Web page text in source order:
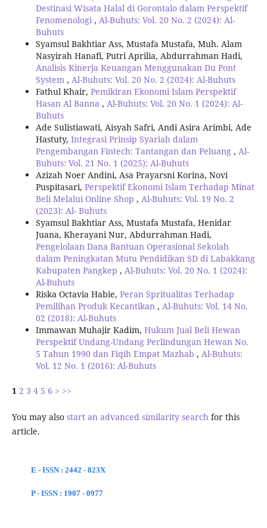
Destinasi Wisata Halal di Gorontalo dalam Perspektif
Fenomenologi, Al-Buhuts: Vol. 20 No. 2 (2024): Al-
Buhuts
Syamsul Bakhtiar Ass, Mustafa Mustafa, Muh. Alam
Nasyirah Hanafi, Putri Aprilia, Abdurrahman Hadi,
Analisis Kinerja Keuangan Menggunakan Du Pont
System , Al-Buhuts: Vol. 20 No. 2 (2024): Al-Buhuts
Fathul Khair, Pemikiran Ekonomi Islam Perspektif
Hasan Al Banna , Al-Buhuts: Vol. 20 No. 1 (2024): Al-
Buhuts
Ade Sulistiawati, Aisyah Safri, Andi Asira Arimbi, Ade
Hastuty, Integrasi Prinsip Syariah dalam
Pengembangan Fintech: Tantangan dan Peluang , Al-
Buhuts: Vol. 21 No. 1 (2025): Al-Buhuts
Azizah Noer Andini, Asa Prayarsni Korina, Novi
Puspitasari, Perspektif Ekonomi Islam Terhadap Minat
Beli Melalui Online Shop , Al-Buhuts: Vol. 19 No. 2
(2023): Al- Buhuts
Syamsul Bakhtiar Ass, Mustafa Mustafa, Henidar
Juana, Kherayani Nur, Abdurrahman Hadi,
Pengelolaan Dana Bantuan Operasional Sekolah
dalam Peningkatan Mutu Pendidikan SD di Labakkang
Kabupaten Pangkep , Al-Buhuts: Vol. 20 No. 1 (2024):
Al-Buhuts
Riska Octavia Habie, Peran Spritualitas Terhadap
Pemilihan Produk Kecantikan , Al-Buhuts: Vol. 14 No.
02 (2018): Al-Buhuts
Immawan Muhajir Kadim, Hukum Jual Beli Hewan
Perspektif Undang-Undang Perlindungan Hewan No.
5 Tahun 1990 dan Fiqih Empat Mazhab , Al-Buhuts:
Vol. 12 No. 1 (2016): Al-Buhuts
1 2 3 4 5 6 > >>
You may also start an advanced similarity searchfor this
article.
E - ISSN : 2442 - 823X
P - ISSN : 1907 - 0977